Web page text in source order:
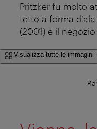
Pritzker fu molto
tetto a forma
(2001) e il
Visualizza tutte le immagini